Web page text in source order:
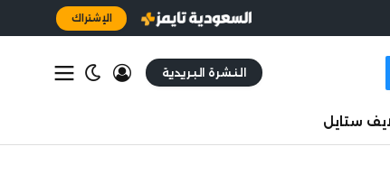
الإشتراك
النشرة البريدية
ستايل